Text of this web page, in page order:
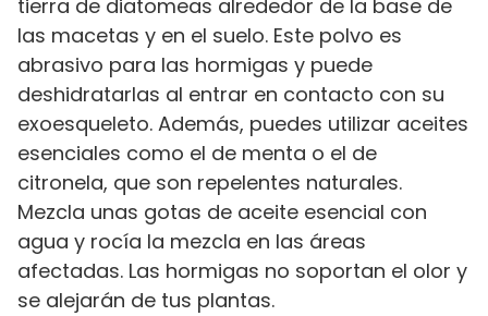
tierra de diatomeas alrededor de la base de
las macetas y en el suelo. Este polvo es
abrasivo para las hormigas y puede
deshidratarlas al entrar en contacto con su
exoesqueleto. Además, puedes utilizar aceites
esenciales como el de menta o el de
citronela, que son repelentes naturales.
Mezcla unas gotas de aceite esencial con
agua y rocía la mezcla en las áreas
afectadas. Las hormigas no soportan el olor y
se alejarán de tus plantas.